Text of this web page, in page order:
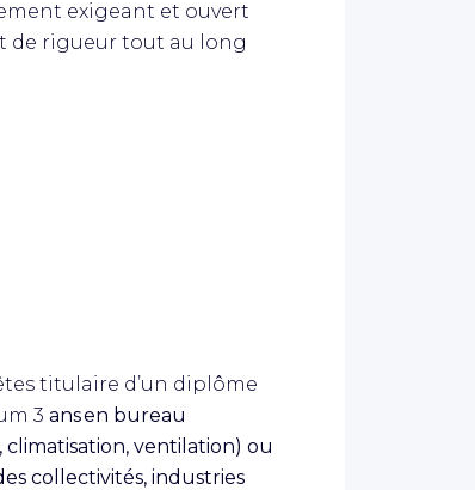
exigeant et ouvert
de rigueur tout au long
titulaire d’un diplôme
3 ans en bureau
climatisation, ventilation) ou
collectivités, industries